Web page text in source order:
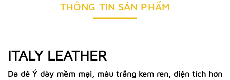
THÔNG TIN SẢN PHẨM
ITALY LEATHER
Da dê Ý dày mềm mại, màu trắng kem ren, diện tích hơn